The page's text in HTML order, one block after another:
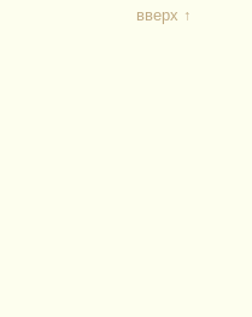
вверх ↑